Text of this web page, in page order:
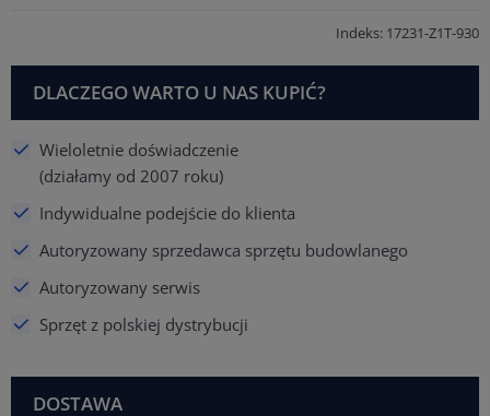
Indeks: 17231-Z1T-930
DLACZEGO WARTO U NAS KUPIĆ?
Wieloletnie doświadczenie
(działamy od 2007 roku)
Indywidualne podejście do klienta
Autoryzowany sprzedawca sprzętu budowlanego
Autoryzowany serwis
Sprzęt z polskiej dystrybucji
DOSTAWA